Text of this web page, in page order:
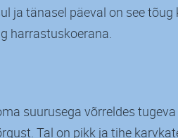
ja tänasel päeval on see
harrastuskoerana.
suurusega võrreldes
Tal on pikk ja tihe